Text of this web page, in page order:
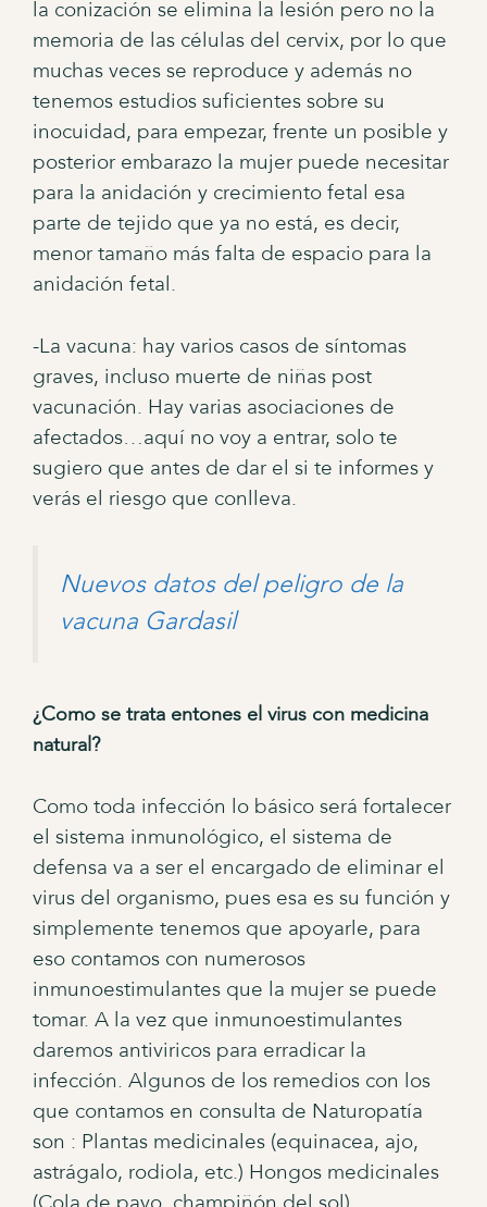
la conización se elimina la lesión pero no la
memoria de las células del cervix, por lo que
muchas veces se reproduce y además no
tenemos estudios suficientes sobre su
inocuidad, para empezar, frente un posible y
posterior embarazo la mujer puede necesitar
para la anidación y crecimiento fetal esa
parte de tejido que ya no está, es decir,
menor tamaño más falta de espacio para la
anidación fetal.
-La vacuna: hay varios casos de síntomas
graves, incluso muerte de niñas post
vacunación. Hay varias asociaciones de
afectados…aquí no voy a entrar, solo te
sugiero que antes de dar el si te informes y
verás el riesgo que conlleva.
Nuevos datos del peligro de la
vacuna Gardasil
¿Como se trata entones el virus con medicina
natural?
Como toda infección lo básico será fortalecer
el sistema inmunológico, el sistema de
defensa va a ser el encargado de eliminar el
virus del organismo, pues esa es su función y
simplemente tenemos que apoyarle, para
eso contamos con numerosos
inmunoestimulantes que la mujer se puede
tomar. A la vez que inmunoestimulantes
daremos antiviricos para erradicar la
infección. Algunos de los remedios con los
que contamos en consulta de Naturopatía
son : Plantas medicinales (equinacea, ajo,
astrágalo, rodiola, etc.) Hongos medicinales